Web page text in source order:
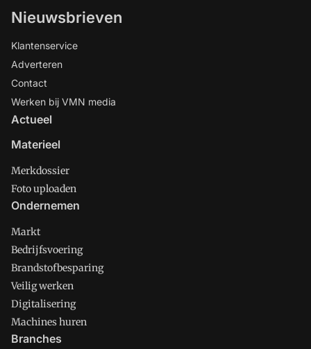
Nieuwsbrieven
Klantenservice
Adverteren
Contact
Werken bij VMN media
Actueel
Materieel
Merkdossier
Foto uploaden
Ondernemen
Markt
Bedrijfsvoering
Brandstofbesparing
Veilig werken
Digitalisering
Machines huren
Branches